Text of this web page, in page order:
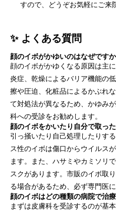
すので、どうぞお気軽にご来
✨ よくある質問
顔のイボがかゆいのはなぜですか
顔のイボがかゆくなる原因は主
炎症、乾燥によるバリア機能の
擦や圧迫、化粧品によるかぶれ
て対処法が異なるため、かゆみ
科への受診をお勧めします。
顔のイボをかいたり自分で取っ
引っ掻いたり自己処理したりす
ス性のイボは傷口からウイルス
ます。また、ハサミやカミソリ
スクがあります。市販のイボ取
る場合があるため、必ず専門医
顔のイボはどの種類の病院で治
まずは皮膚科を受診するのが基